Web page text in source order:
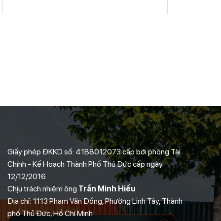
Giấy phép ĐKKD số: 41B8012073 cấp bới phòng Tài
Chính - Kế Hoạch Thành Phố Thủ Đức cấp ngày
12/12/2016
Chịu trách nhiệm ông Trần Minh Hiếu
Địa chỉ: 1113 Phạm Văn Đồng, Phường Linh Tây, Thành
phố Thủ Đức, Hồ Chí Minh